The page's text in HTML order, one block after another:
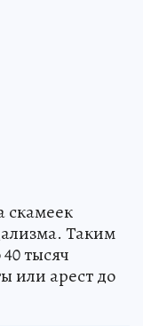
скамеек
Таким
тысяч
или арест до